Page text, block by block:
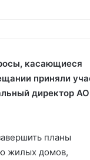
касающиеся
приняли
директор АО
планы
жилых домов,